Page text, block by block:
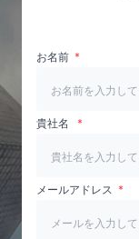
お名前
貴社名
メールアドレス